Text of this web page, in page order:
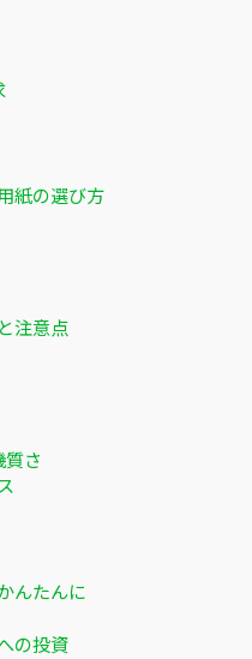
紙の選び方
注意点
さ
んたんに
の投資